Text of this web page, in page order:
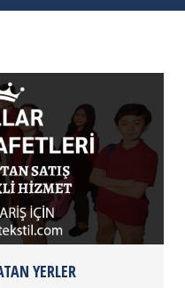
YERLER